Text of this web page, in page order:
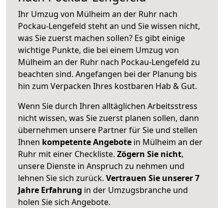
Ihr Umzug von Mülheim an der Ruhr nach
Pockau-Lengefeld steht an und Sie wissen nicht,
was Sie zuerst machen sollen? Es gibt einige
wichtige Punkte, die bei einem Umzug von
Mülheim an der Ruhr nach Pockau-Lengefeld zu
beachten sind. Angefangen bei der Planung bis
hin zum Verpacken Ihres kostbaren Hab & Gut.
Wenn Sie durch Ihren alltäglichen Arbeitsstress
nicht wissen, was Sie zuerst planen sollen, dann
übernehmen unsere Partner für Sie und stellen
Ihnen kompetente Angebote in Mülheim an der
Ruhr mit einer Checkliste. Zögern Sie nicht,
unsere Dienste in Anspruch zu nehmen und
lehnen Sie sich zurück. Vertrauen Sie unserer 7
Jahre Erfahrung in der Umzugsbranche und
holen Sie sich Angebote.